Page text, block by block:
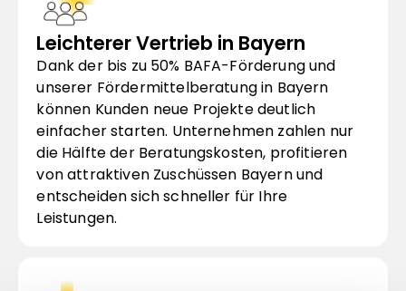
Leichterer Vertrieb in Bayern
Dank der bis zu 50% BAFA-Förderung und
unserer Fördermittelberatung in Bayern
können Kunden neue Projekte deutlich
einfacher starten. Unternehmen zahlen nur
die Hälfte der Beratungskosten, profitieren
von attraktiven Zuschüssen Bayern und
entscheiden sich schneller für Ihre
Leistungen.